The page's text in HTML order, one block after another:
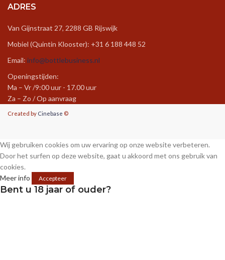
ADRES
Van Gijnstraat 27, 2288 GB Rijswijk
Mobiel (Quintin Klooster): +31 6 188 448 52
Email: info@bottlebusiness.nl
Openingstijden:
Ma – Vr /9:00 uur - 17.00 uur
Za – Zo / Op aanvraag
Created by Cinebase ©
Wij gebruiken cookies om uw ervaring op onze website verbeteren.
Door het surfen op deze website, gaat u akkoord met ons gebruik van
cookies.
Meer info
Accepteer
Bent u 18 jaar of ouder?